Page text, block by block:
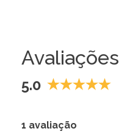
Avaliações
5.0
1 avaliação